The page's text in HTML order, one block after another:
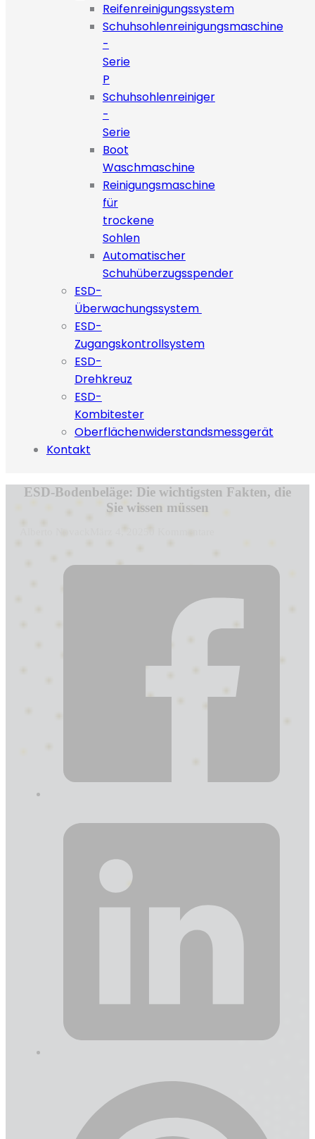
Reifenreinigungssystem
Schuhsohlenreinigungsmaschine
-
Serie
P
Schuhsohlenreiniger
-
Serie
Boot
Waschmaschine
Reinigungsmaschine
für
trockene
Sohlen
Automatischer
Schuhüberzugsspender
ESD-
Überwachungssystem
ESD-
Zugangskontrollsystem
ESD-
Drehkreuz
ESD-
Kombitester
Oberflächenwiderstandsmessgerät
Kontakt
ESD-Bodenbeläge: Die wichtigsten Fakten, die
Sie wissen müssen
März 4, 2025